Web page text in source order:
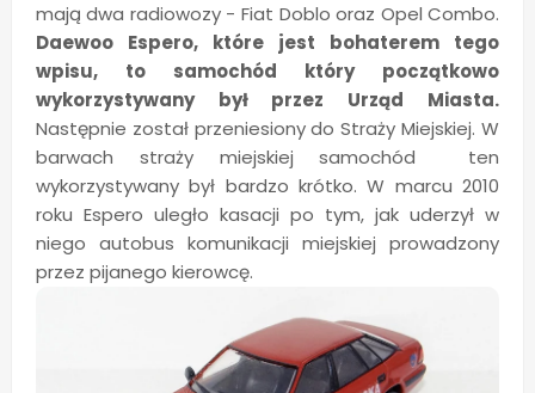
mają dwa radiowozy - Fiat Doblo oraz Opel Combo.
Daewoo Espero, które jest bohaterem tego
wpisu, to samochód który początkowo
wykorzystywany był przez Urząd Miasta.
Następnie został przeniesiony do Straży Miejskiej. W
barwach straży miejskiej samochód ten
wykorzystywany był bardzo krótko. W marcu 2010
roku Espero uległo kasacji po tym, jak uderzył w
niego autobus komunikacji miejskiej prowadzony
przez pijanego kierowcę.